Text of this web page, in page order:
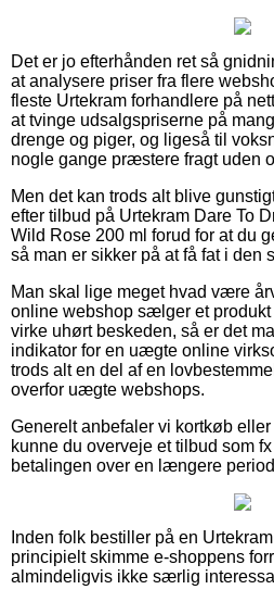
Det er jo efterhånden ret så
at analysere priser fra flere
fleste Urtekram forhandlere på
at tvinge udsalgspriserne på
drenge og piger, og ligeså til
nogle gange præstere fragt uden
Men det kan trods alt blive
efter tilbud på Urtekram Dare To
Wild Rose 200 ml forud for at du
så man er sikker på at få fat i den
Man skal lige meget hvad være
online webshop sælger et
virke uhørt beskeden, så er det
indikator for en uægte online
trods alt en del af en
overfor uægte webshops.
Generelt anbefaler vi kortkøb
kunne du overveje et tilbud som
betalingen over en længere
Inden folk bestiller på en
principielt skimme e-shoppens
almindeligvis ikke særlig